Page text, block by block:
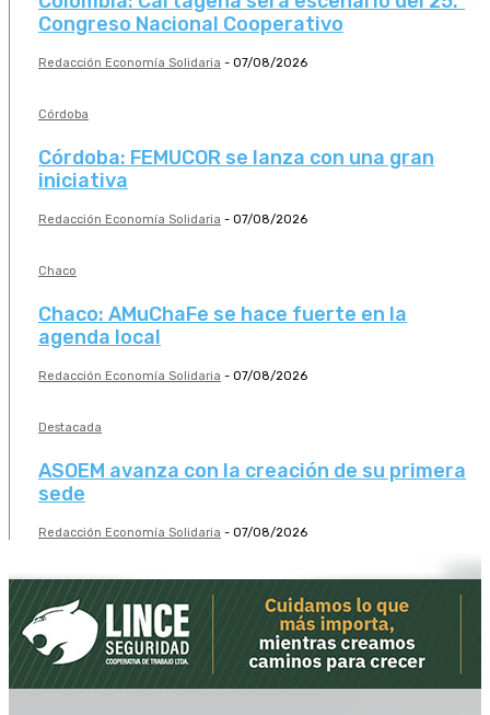
Congreso Nacional Cooperativo
Redacción Economía Solidaria - 07/08/2026
Córdoba
Córdoba: FEMUCOR se lanza con una gran
iniciativa
Redacción Economía Solidaria - 07/08/2026
Chaco
Chaco: AMuChaFe se hace fuerte en la
agenda local
Redacción Economía Solidaria - 07/08/2026
Destacada
ASOEM avanza con la creación de su primera
sede
Redacción Economía Solidaria - 07/08/2026